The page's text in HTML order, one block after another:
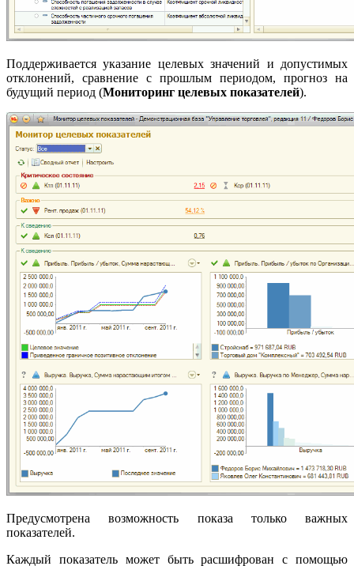
Поддерживается указание целевых значений и допустимых
отклонений, сравнение с прошлым периодом, прогноз на
будущий период (Мониторинг целевых показателей).
Предусмотрена возможность показа только важных
показателей.
Каждый показатель может быть расшифрован с помощью